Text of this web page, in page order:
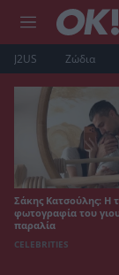
J2US Ζώδια
Σάκης Κατσούλης: Η
φωτογραφία του
παραλία
CELEBRITIES